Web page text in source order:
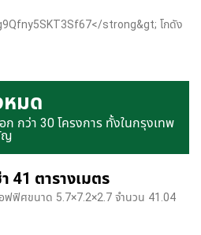
strong&gt; โกดัง
หมด
ก กว่า 30 โครงการ ทั้งในกรุงเทพ
ญ
41 ตารางเมตร
อฟฟิศขนาด 5.7×7.2×2.7 จำนวน 41.04